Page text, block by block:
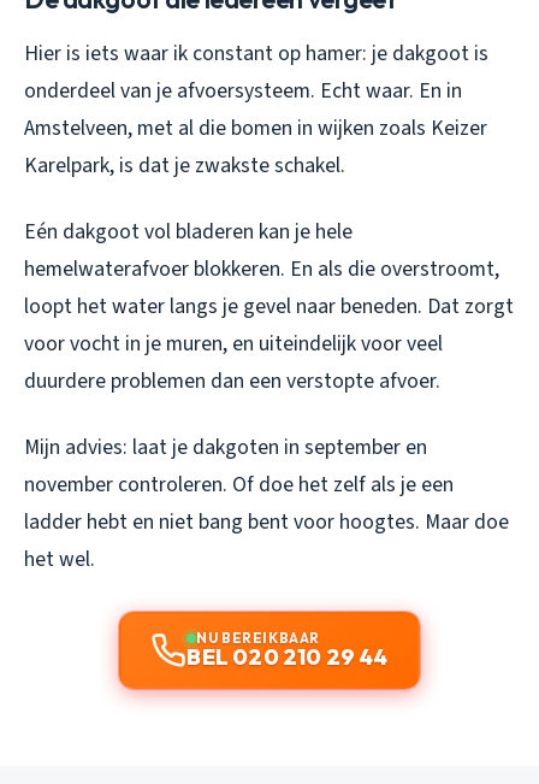
Hier is iets waar ik constant op hamer: je dakgoot is
onderdeel van je afvoersysteem. Echt waar. En in
Amstelveen, met al die bomen in wijken zoals Keizer
Karelpark, is dat je zwakste schakel.
Eén dakgoot vol bladeren kan je hele
hemelwaterafvoer blokkeren. En als die overstroomt,
loopt het water langs je gevel naar beneden. Dat zorgt
voor vocht in je muren, en uiteindelijk voor veel
duurdere problemen dan een verstopte afvoer.
Mijn advies: laat je dakgoten in september en
november controleren. Of doe het zelf als je een
ladder hebt en niet bang bent voor hoogtes. Maar doe
het wel.
NU BEREIKBAAR
BEL 020 210 29 44